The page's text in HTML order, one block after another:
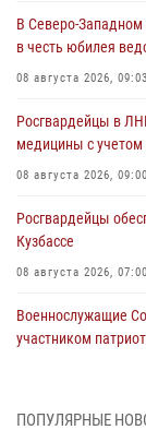
В Северо-Западном
в честь юбилея
08 августа 2026, 09:03
Росгвардейцы в
медицины с
08 августа 2026, 09:00
Росгвардейцы
Кузбассе
08 августа 2026, 07:00
Военнослужащие
участником
ПОПУЛЯРНЫЕ